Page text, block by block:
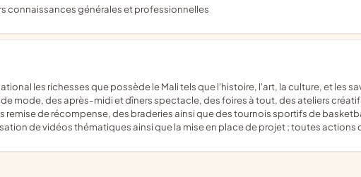
connaissances générales et professionnelles
mode, des après-midi et dîners spectacle, des foires à tout, des ateliers
remise de récompense, des braderies ainsi que des tournois sportifs de
de vidéos thématiques ainsi que la mise en place de projet ; toutes actions